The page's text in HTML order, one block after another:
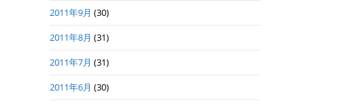
2011年9月 (30)
2011年8月 (31)
2011年7月 (31)
2011年6月 (30)